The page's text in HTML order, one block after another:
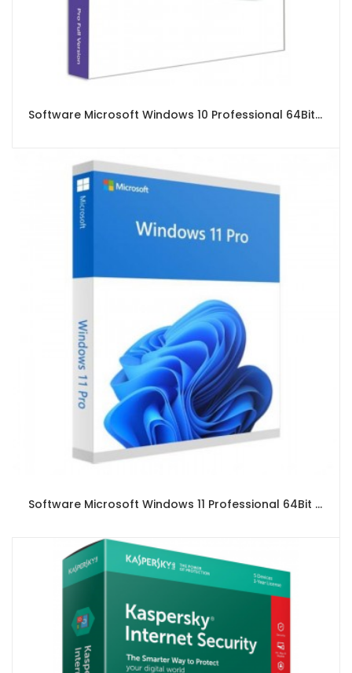
Software Microsoft Windows 10 Professional 64Bit Eng Intl 1pk
Software Microsoft Windows 11 Professional 64Bit Eng Intl 1pk (DVD)